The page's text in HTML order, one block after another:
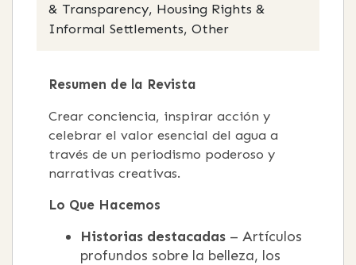
& Transparency, Housing Rights &
Informal Settlements, Other
Resumen de la Revista
Crear conciencia, inspirar acción y
celebrar el valor esencial del agua a
través de un periodismo poderoso y
narrativas creativas.
Lo Que Hacemos
Historias destacadas – Artículos
profundos sobre la belleza, los